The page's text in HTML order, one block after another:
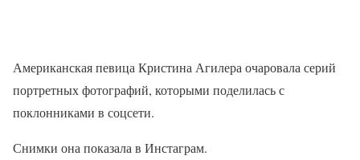
Американская певица Кристина Агилера очаровала серий
портретных фотографий, которыми поделилась с
поклонниками в соцсети.
Снимки она показала в Инстаграм.